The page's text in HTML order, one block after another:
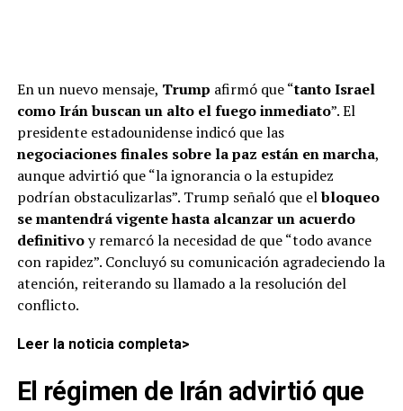
En un nuevo mensaje, Trump afirmó que “tanto Israel
como Irán buscan un alto el fuego inmediato”. El
presidente estadounidense indicó que las
negociaciones finales sobre la paz están en marcha,
aunque advirtió que “la ignorancia o la estupidez
podrían obstaculizarlas”. Trump señaló que elbloqueo
se mantendrá vigente hasta alcanzar un acuerdo
definitivoy remarcó la necesidad de que “todo avance
con rapidez”. Concluyó su comunicación agradeciendo la
atención, reiterando su llamado a la resolución del
conflicto.
Leer la noticia completa>
El régimen de Irán advirtió que